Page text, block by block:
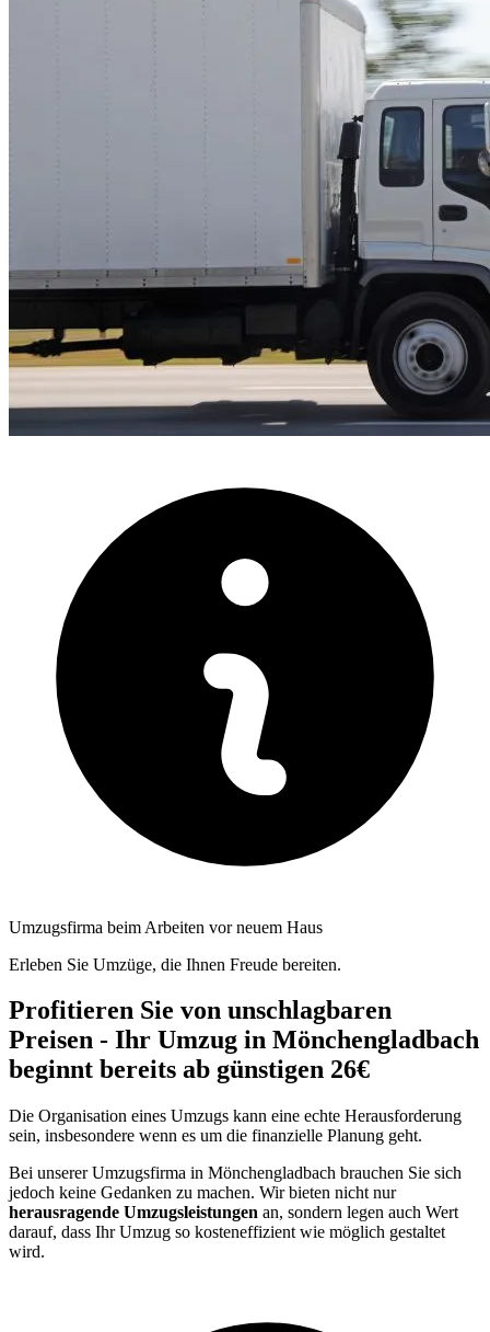
Umzugsfirma beim Arbeiten vor neuem Haus
Erleben Sie Umzüge, die Ihnen Freude bereiten.
Profitieren Sie von unschlagbaren
Preisen - Ihr Umzug in Mönchengladbach
beginnt bereits ab günstigen 26€
Die Organisation eines Umzugs kann eine echte Herausforderung
sein, insbesondere wenn es um die finanzielle Planung geht.
Bei unserer Umzugsfirma in Mönchengladbach brauchen Sie sich
jedoch keine Gedanken zu machen. Wir bieten nicht nur
herausragende Umzugsleistungen an, sondern legen auch Wert
darauf, dass Ihr Umzug so kosteneffizient wie möglich gestaltet
wird.